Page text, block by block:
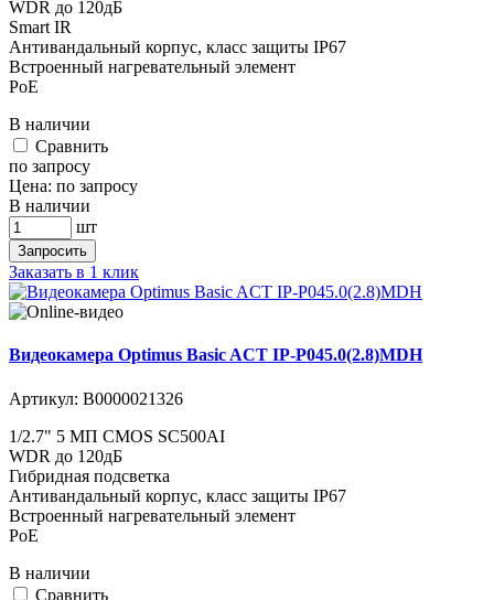
WDR до 120дБ
Smart IR
Антивандальный корпус, класс защиты IР67
Встроенный нагревательный элемент
PoE
В наличии
Cравнить
по запросу
Цена: по запросу
В наличии
шт
Запросить
Заказать в 1 клик
Видеокамера Optimus Basic ACT IP-P045.0(2.8)MDH
Артикул: В0000021326
1/2.7" 5 МП CMOS SC500AI
WDR до 120дБ
Гибридная подсветка
Антивандальный корпус, класс защиты IР67
Встроенный нагревательный элемент
PoE
В наличии
Cравнить